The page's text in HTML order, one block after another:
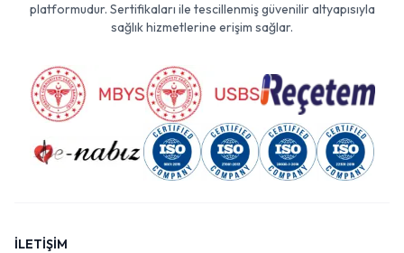
platformudur. Sertifikaları ile tescillenmiş güvenilir altyapısıyla
sağlık hizmetlerine erişim sağlar.
İLETİŞİM